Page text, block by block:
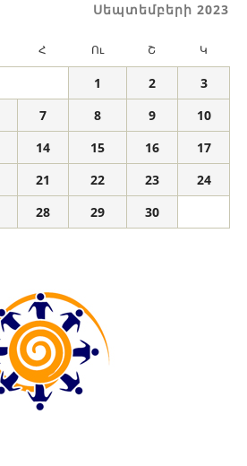
Սեպտեմբերի 2023
Հ Ու Շ Կ
1 2
3
7 8 9
10
14 15 16
17
21 22 23
24
28 29
30